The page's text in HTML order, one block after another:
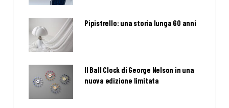
Pipistrello: una storia lunga 60 anni
Il Ball Clock di George Nelson in una
nuova edizione limitata